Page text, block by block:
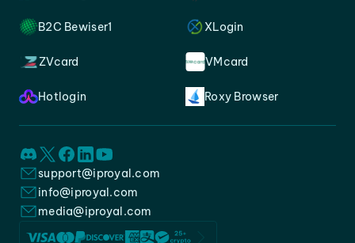
B2C Bewiser1 XLogin
ZVcard VMcard
Hotlogin Roxy Browser
support@iproyal.com
info@iproyal.com
media@iproyal.com